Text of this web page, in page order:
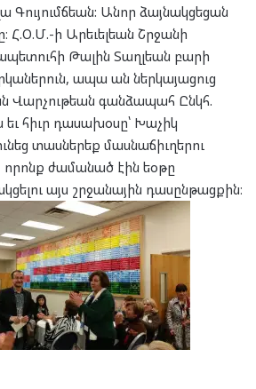
Գույումճեան: Անոր ձայնակցեցան
Հ.Օ.Մ.-ի Արեւելեան Շրջանի
Թալին Տաղլեան բարի
ապա ան ներկայացուց
Վարչութեան գանձապահ Ընկհ.
եւ հիւր դասախօսը՝ Խաչիկ
տասներեք մասնաճիւղերու
որոնք ժամանած էին եօթը
այս շրջանային դասընթացքին։